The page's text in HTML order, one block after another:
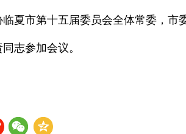
临夏市第十五届委员会全体常委，市
志参加会议。